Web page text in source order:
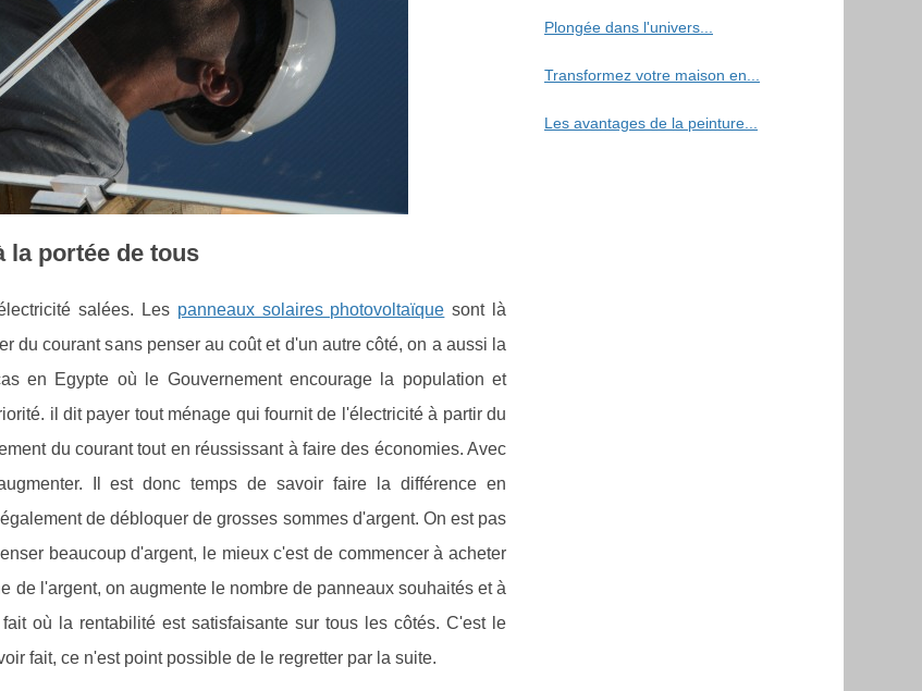
la portée de tous
salées. Les panneaux solaires photovoltaïque sont là
du courant sans penser au coût et d'un autre côté, on a aussi la
en Egypte où le Gouvernement encourage la population et
il dit payer tout ménage qui fournit de l'électricité à partir du
du courant tout en réussissant à faire des économies. Avec
Il est donc temps de savoir faire la différence en
de débloquer de grosses sommes d'argent. On est pas
beaucoup d'argent, le mieux c'est de commencer à acheter
de l'argent, on augmente le nombre de panneaux souhaités et à
où la rentabilité est satisfaisante sur tous les côtés. C'est le
fait, ce n'est point possible de le regretter par la suite.
Plongée dans l'univers...
Transformez votre maison en...
Les avantages de la peinture...